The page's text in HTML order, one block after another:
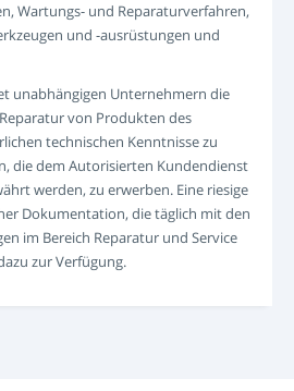
Wartungs- und Reparaturverfahren,
und -ausrüstungen und
unabhängigen Unternehmern die
von Produkten des
technischen Kenntnisse zu
die dem Autorisierten Kundendienst
werden, zu erwerben. Eine riesige
Dokumentation, die täglich mit den
im Bereich Reparatur und Service
zur Verfügung.